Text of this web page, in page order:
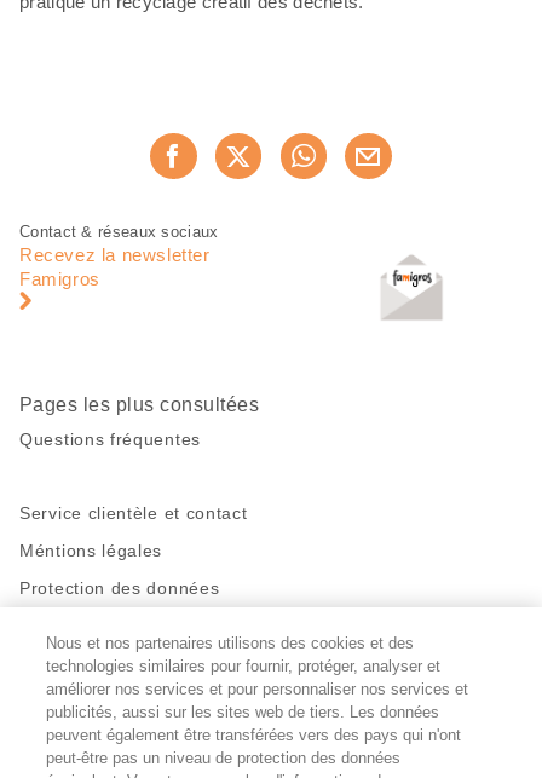
Recommander maintenant
Pied
page
Navigation
pied
Contact & réseaux sociaux
Recevez la newsletter
Famigros
Pages les plus consultées
Questions fréquentes
Service clientèle et contact
Méntions légales
Protection des données
Restez en contact!
Facebook
http://twitter.com/migros
https://www.youtube.com/user/
PinterestInstagram
Paramètres des cookies
Nous et nos partenaires utilisons des cookies et des
technologies similaires pour fournir, protéger, analyser et
améliorer nos services et pour personnaliser nos services et
publicités, aussi sur les sites web de tiers. Les données
peuvent également être transférées vers des pays qui n'ont
peut-être pas un niveau de protection des données